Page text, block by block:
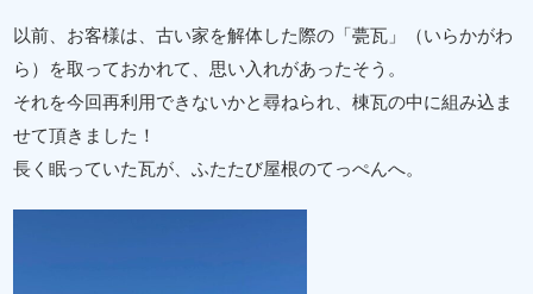
以前、お客様は、古い家を解体した際の「甍瓦」（いらかがわ
ら）を取っておかれて、思い入れがあったそう。
それを今回再利用できないかと尋ねられ、棟瓦の中に組み込ま
せて頂きました！
長く眠っていた瓦が、ふたたび屋根のてっぺんへ。